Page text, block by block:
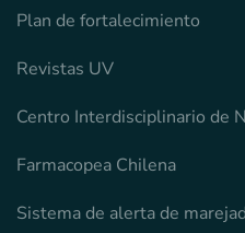
Plan de fortalecimiento
Revistas UV
Centro Interdisciplinario de
Farmacopea Chilena
Sistema de alerta de